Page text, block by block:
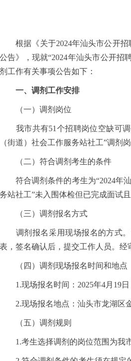
根据《关于2024年汕头市公开招
公告》，现就“2024年汕头市公开招
剂工作有关事项公告如下：
一、调剂工作安排
（一）调剂岗位
我市共有51个招聘岗位空缺可调
（街道）社会工作服务站社工”调剂
（二）符合调剂考生的条件
符合调剂条件的考生为“2024年汕
务站社工”未入围体检但已完成面试
（三）调剂报名方式
调剂报名采用现场报名的方式。
表，签名确认后，提交工作人员。经
（四）调剂现场报名时间和地点
1.现场报名时间：2025年4月19日
2.现场报名地点：汕头市龙湖区金
（五）调剂规则
1.考生选择调剂的岗位范围为我市